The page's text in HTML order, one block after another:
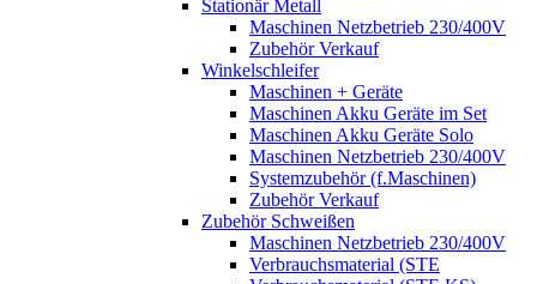
Stationär Metall
Maschinen Netzbetrieb 230/400V
Zubehör Verkauf
Winkelschleifer
Maschinen + Geräte
Maschinen Akku Geräte im Set
Maschinen Akku Geräte Solo
Maschinen Netzbetrieb 230/400V
Systemzubehör (f.Maschinen)
Zubehör Verkauf
Zubehör Schweißen
Maschinen Netzbetrieb 230/400V
Verbrauchsmaterial (STE